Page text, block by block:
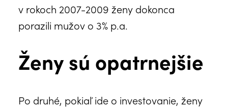
v rokoch 2007-2009 ženy dokonca
porazili mužov o 3% p.a.
Ženy sú opatrnejšie
Po druhé, pokiaľ ide o investovanie, ženy